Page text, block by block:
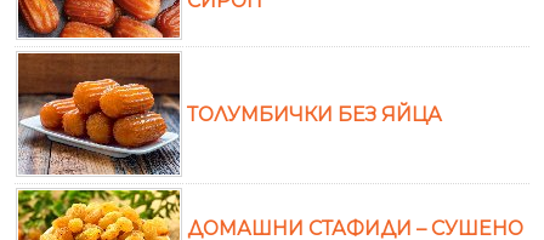
ТОЛУМБИЧКИ БЕЗ ЯЙЦА
ДОМАШНИ СТАФИДИ – СУШЕНО